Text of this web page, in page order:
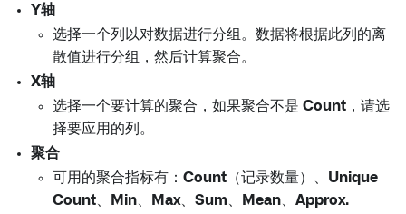
Y轴
选择一个列以对数据进行分组。数据将根据此列的离
散值进行分组，然后计算聚合。
X轴
选择一个要计算的聚合，如果聚合不是 Count ，请选
择要应用的列。
聚合
可用的聚合指标有： Count （记录数量）、 Unique
Count
Min Max、 Sum Mean
Approx.